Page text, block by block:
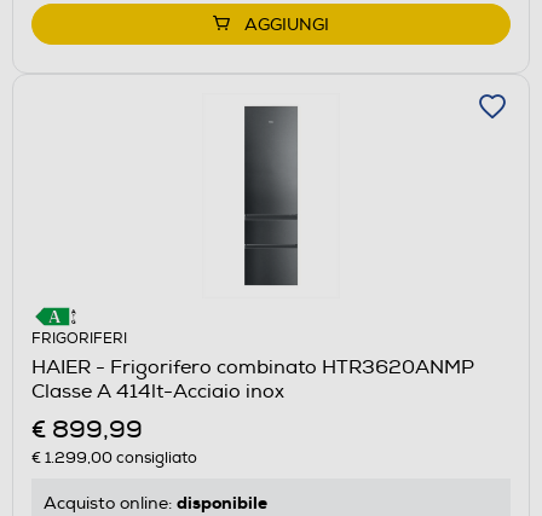
AGGIUNGI
FRIGORIFERI
HAIER - Frigorifero combinato HTR3620ANMP
Classe A 414lt-Acciaio inox
€ 899,99
€ 1.299,00consigliato
Acquisto online: disponibile